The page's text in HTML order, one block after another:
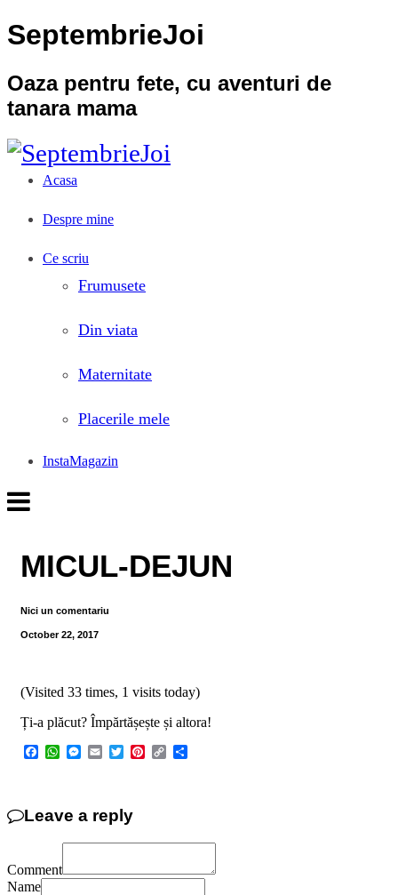
SeptembrieJoi
Oaza pentru fete, cu aventuri de
tanara mama
Acasa
Despre mine
Ce scriu
Frumusete
Din viata
Maternitate
Placerile mele
InstaMagazin
MICUL-DEJUN
Nici un comentariu
October 22, 2017
(Visited 33 times, 1 visits today)
Ți-a plăcut? Împărtășește și altora!
Facebook
WhatsApp
Messenger
EmailTwitterPinterest
Copy
Leave a reply
Comment
Name